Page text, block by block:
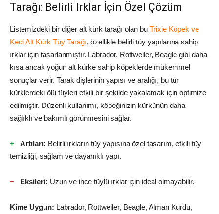
Tarağı: Belirli Irklar İçin Özel Çözüm
Listemizdeki bir diğer alt kürk tarağı olan bu Trixie Köpek ve
Kedi Alt Kürk Tüy Tarağı, özellikle belirli tüy yapılarına sahip
ırklar için tasarlanmıştır. Labrador, Rottweiler, Beagle gibi daha
kısa ancak yoğun alt kürke sahip köpeklerde mükemmel
sonuçlar verir. Tarak dişlerinin yapısı ve aralığı, bu tür
kürklerdeki ölü tüyleri etkili bir şekilde yakalamak için optimize
edilmiştir. Düzenli kullanımı, köpeğinizin kürkünün daha
sağlıklı ve bakımlı görünmesini sağlar.
Artıları: Belirli ırkların tüy yapısına özel tasarım, etkili tüy
temizliği, sağlam ve dayanıklı yapı.
Eksileri: Uzun ve ince tüylü ırklar için ideal olmayabilir.
Kime Uygun: Labrador, Rottweiler, Beagle, Alman Kurdu,